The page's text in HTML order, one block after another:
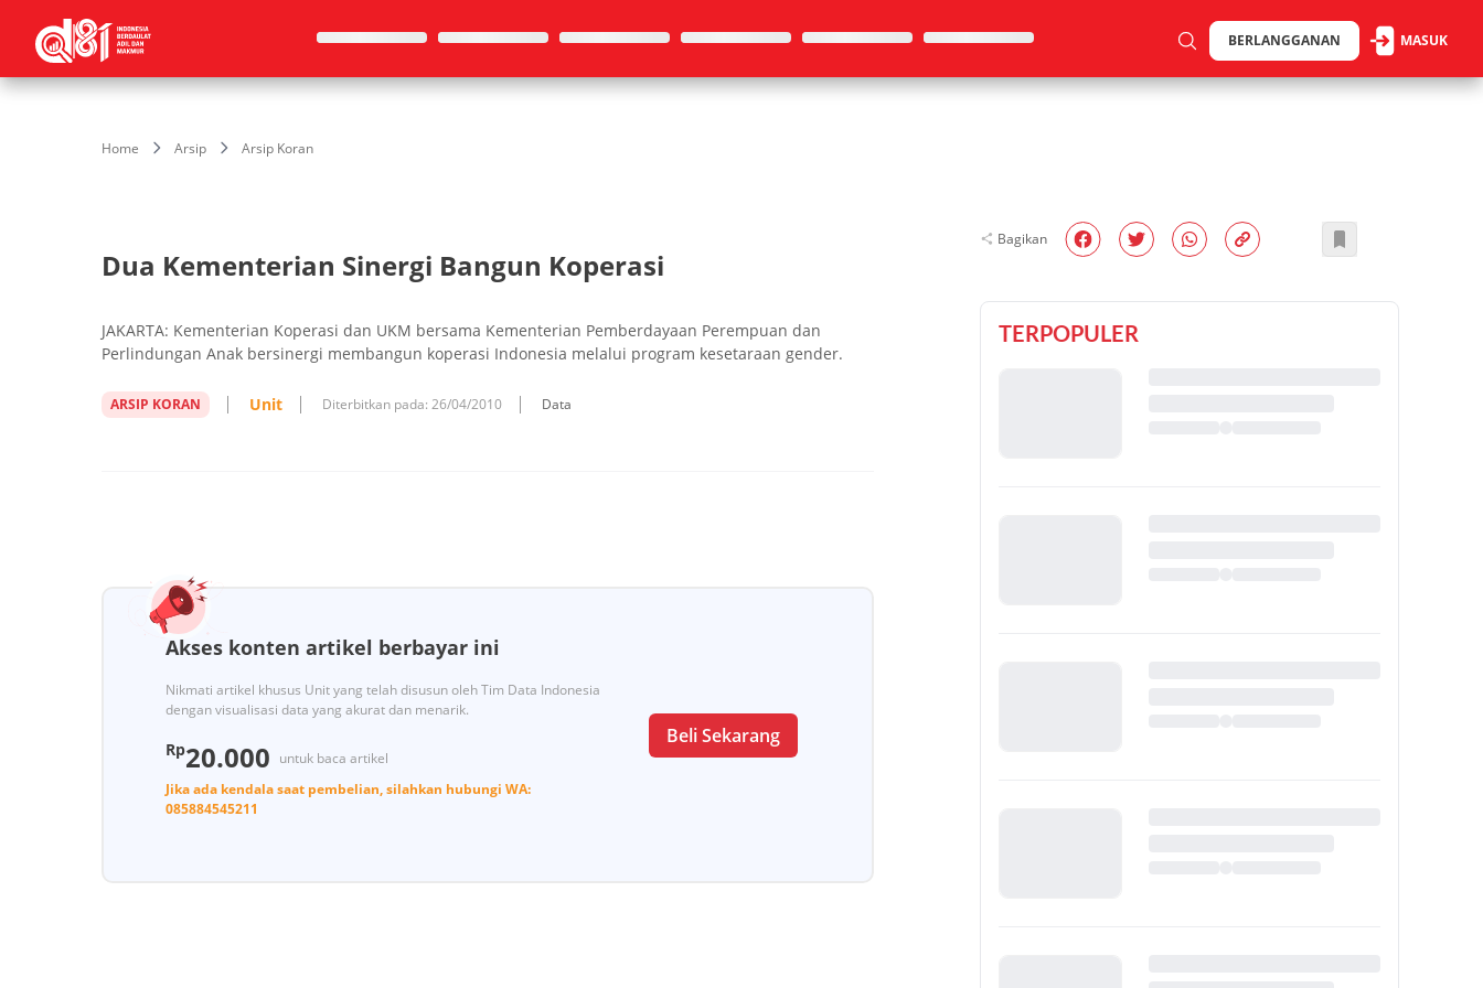
BERLANGGANAN MASUK
Home Arsip Arsip Koran
Dua Kementerian Sinergi Bangun Koperasi
JAKARTA: Kementerian Koperasi dan UKM bersama Kementerian Pemberdayaan Perempuan dan
Perlindungan Anak bersinergi membangun koperasi Indonesia melalui program kesetaraan gender.
ARSIP KORAN Unit Diterbitkan pada: 26/04/2010 Data
Akses konten artikel berbayar ini
Nikmati artikel khusus Unit yang telah disusun oleh Tim Data Indonesia
dengan visualisasi data yang akurat dan menarik.
Rp20.000 untuk baca artikel
Jika ada kendala saat pembelian, silahkan hubungi WA:
085884545211
Beli Sekarang
Bagikan
TERPOPULER